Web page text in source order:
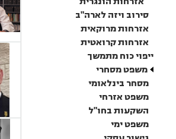
סירוב ויזה לארה"ב
אזרחות מרוקאית
אזרחות קרואטית
ייפוי כוח מתמשך
משפט מסחרי
מסחר בינלאומי
משפט אזרחי
השקעות בחו"ל
משפט ימי